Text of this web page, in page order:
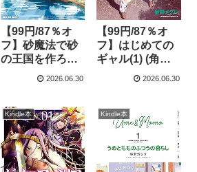
【99円/87％オ
フ】砂魔法で砂
の王国を作ろう
～砂漠に追放さ
家を建ててみた
～: 1【イラスト
特典付】 (REX
コミックス)
2026.06.30
【99円/87％オ
フ】はじめての
ギャル(1) (角川
コミックス・エ
2026.06.30
Kindle本 Kindle本